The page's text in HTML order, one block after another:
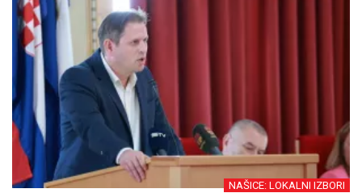
NAŠICE: LOKALNI IZBORI